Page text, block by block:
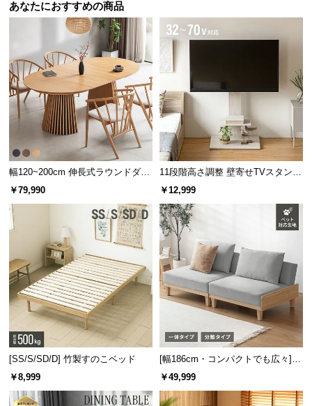
体重がかかる部分のみ沈
む構造で、体勢に負担を
かけず負荷を吸収しま
す。
包み込まれるような寝心地
独立したコイルのソフトな弾力は、包み込まれるよ
うな柔らかな寝心地となります。
優れた体圧分散が快眠へと導く
あなたにおすすめの商品
幅120~200cm 伸長式ラウンドダイ
ニングテーブル 6人掛け 天然木突
￥79,990
11段階高さ調整 壁寄せTVスタンド
キャスター付き 上下左右角度調節
￥12,999
[SS/S/SD/D] 竹製すのこベッド
￥8,999
[幅186cm・コンパクトでも広々] 3
人掛けソファベッド リクライニン
グ 天然木フレーム 北欧
￥49,999